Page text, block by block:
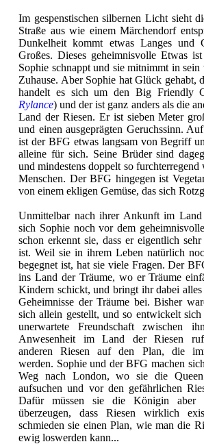
Im gespenstischen silbernen Licht sieht
Straße aus wie einem Märchendorf
Dunkelheit kommt etwas Langes und
Großes. Dieses geheimnisvolle Etwas
Sophie schnappt und sie mitnimmt in
Zuhause. Aber Sophie hat Glück gehabt,
handelt es sich um den Big Friendly
Rylance) und der ist ganz anders als die
Land der Riesen. Er ist sieben Meter
und einen ausgeprägten Geruchssinn.
ist der BFG etwas langsam von Begriff
alleine für sich. Seine Brüder sind
und mindestens doppelt so furchterregend
Menschen. Der BFG hingegen ist
von einem ekligen Gemüse, das sich
Unmittelbar nach ihrer Ankunft im Land
sich Sophie noch vor dem
schon erkennt sie, dass er eigentlich
ist. Weil sie in ihrem Leben natürlich
begegnet ist, hat sie viele Fragen. Der
ins Land der Träume, wo er Träume
Kindern schickt, und bringt ihr dabei
Geheimnisse der Träume bei. Bisher
sich allein gestellt, und so entwickelt
unerwartete Freundschaft zwischen
Anwesenheit im Land der Riesen
anderen Riesen auf den Plan, die
werden. Sophie und der BFG machen
Weg nach London, wo sie die
aufsuchen und vor den gefährlichen
Dafür müssen sie die Königin aber
überzeugen, dass Riesen wirklich
schmieden sie einen Plan, wie man die
ewig loswerden kann...